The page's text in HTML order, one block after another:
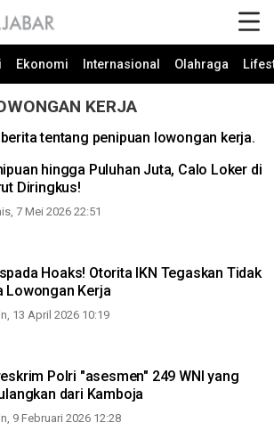
Ekonomi Internasional Olahraga
KERJA
tentang penipuan lowongan kerja.
hingga Puluhan Juta, Calo Loker di
Diringkus!
7 Mei 2026 22:51
Hoaks! Otorita IKN Tegaskan Tidak
Lowongan Kerja
13 April 2026 10:19
Polri "asesmen" 249 WNI yang
dari Kamboja
9 Februari 2026 12:28